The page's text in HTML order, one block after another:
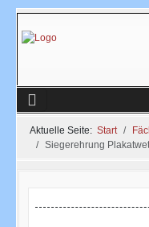
Aktuelle Seite: Start
Siegerehrung